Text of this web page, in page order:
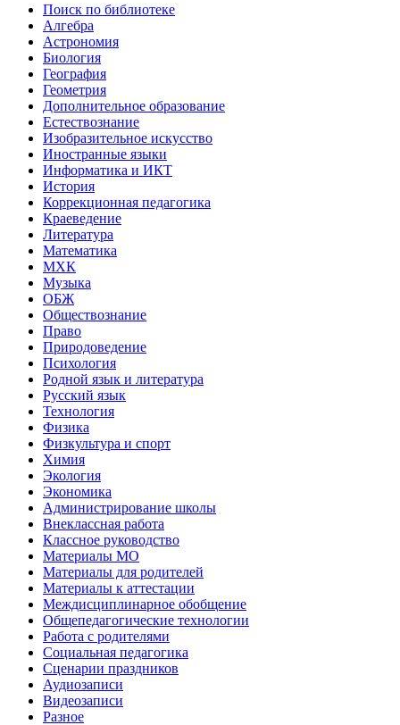
Поиск по библиотеке
Алгебра
Астрономия
Биология
География
Геометрия
Дополнительное образование
Естествознание
Изобразительное искусство
Иностранные языки
Информатика и ИКТ
История
Коррекционная педагогика
Краеведение
Литература
Математика
МХК
Музыка
ОБЖ
Обществознание
Право
Природоведение
Психология
Родной язык и литература
Русский язык
Технология
Физика
Физкультура и спорт
Химия
Экология
Экономика
Администрирование школы
Внеклассная работа
Классное руководство
Материалы МО
Материалы для родителей
Материалы к аттестации
Междисциплинарное обобщение
Общепедагогические технологии
Работа с родителями
Социальная педагогика
Сценарии праздников
Аудиозаписи
Видеозаписи
Разное